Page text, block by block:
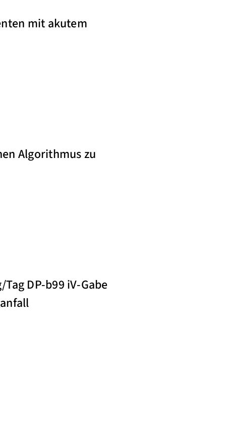
mit akutem
Algorithmus zu
DP-b99 iV-Gabe